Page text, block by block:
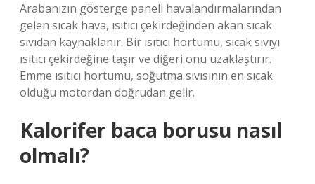
Arabanızın gösterge paneli havalandırmalarından
gelen sıcak hava, ısıtıcı çekirdeğinden akan sıcak
sıvıdan kaynaklanır. Bir ısıtıcı hortumu, sıcak sıvıyı
ısıtıcı çekirdeğine taşır ve diğeri onu uzaklaştırır.
Emme ısıtıcı hortumu, soğutma sıvısının en sıcak
olduğu motordan doğrudan gelir.
Kalorifer baca borusu nasıl
olmalı?